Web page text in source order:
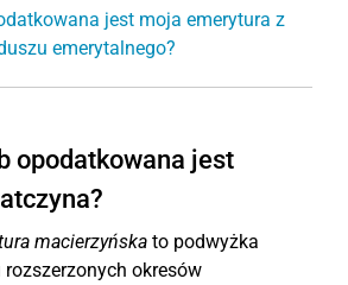
jest moja emerytura z
emerytalnego?
opodatkowana jest
macierzyńska to podwyżka
rozszerzonych okresów